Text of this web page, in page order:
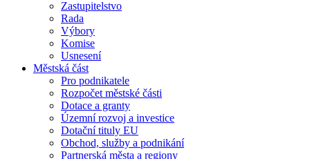
Zastupitelstvo
Rada
Výbory
Komise
Usnesení
Městská část
Pro podnikatele
Rozpočet městské části
Dotace a granty
Územní rozvoj a investice
Dotační tituly EU
Obchod, služby a podnikání
Partnerská města a regiony